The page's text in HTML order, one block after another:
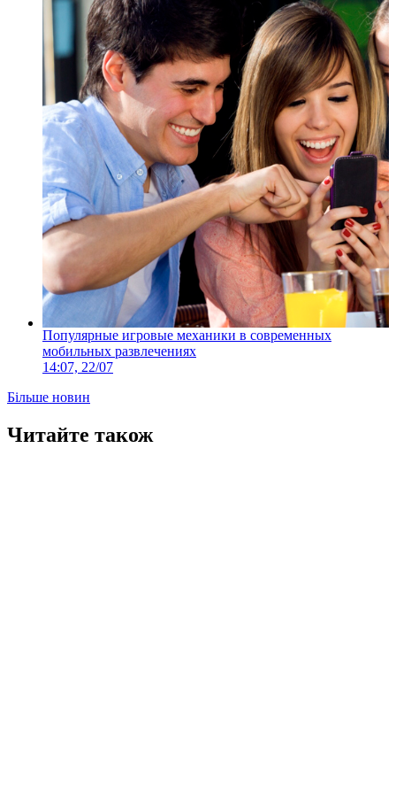
Популярные игровые механики в современных
мобильных развлечениях
14:07, 22/07
Більше новин
Читайте також